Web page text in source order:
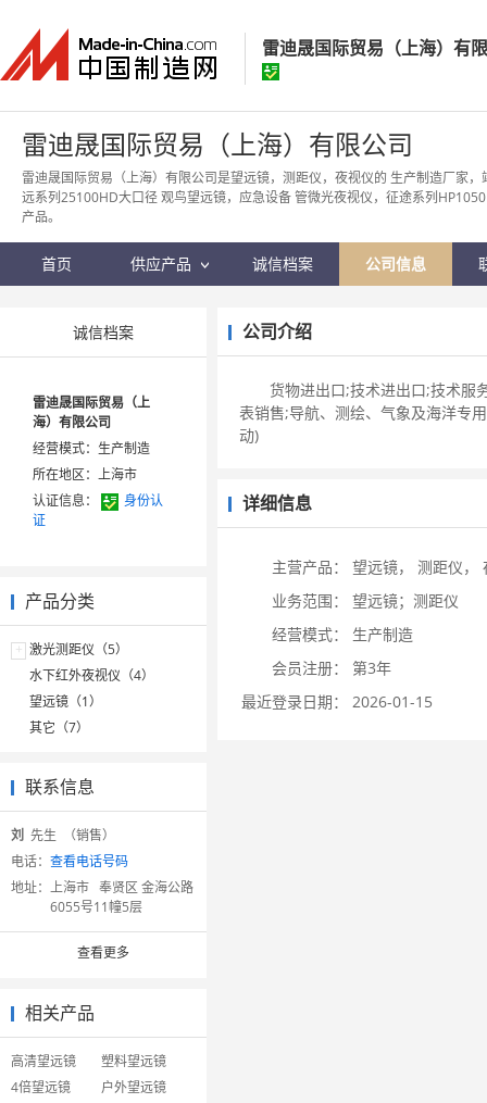
雷迪晟国际贸易（上海）有
雷迪晟国际贸易（上海）有
经营模式：生产制造
所在地区：上海市
雷迪晟国际贸易（上海）有限公司
雷迪晟国际贸易（上海）有限公司是望远镜，测距仪，夜视仪的 生产制造厂家
远系列25100HD大口径 观鸟望远镜，应急设备 管微光夜视仪，征途系列
产品。
首页 供应产品 诚信档案 公司信息
诚信档案
雷迪晟国际贸易（上
海）有限公司
经营模式：生产制造
所在地区：上海市
认证信息：
身份认
证
产品分类
+ 激光测距仪（5）
水下红外夜视仪（4）
望远镜（1）
其它（7）
联系信息
刘 先生 （销售）
电话： 查看电话号码
地址： 上海市 奉贤区 金海公路
6055号11幢5层
查看更多
相关产品
高清望远镜
塑料望远镜
4倍望远镜
户外望远镜
公司介绍
货物进出口;技术进出口;技术服务
表销售;导航、测绘、气象及海洋专
动)
详细信息
主营产品： 望远镜， 测距仪，
业务范围：
望远镜；测距仪
经营模式：
生产制造
会员注册：
第3年
最近登录日期：
2026-01-15